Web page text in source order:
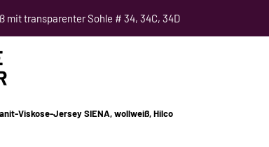
mit transparenter Sohle # 34, 34C, 34D
Viskose-Jersey SIENA, wollweiß, Hilco